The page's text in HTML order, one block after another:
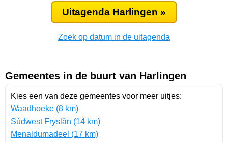
Uitagenda Harlingen »
Zoek op datum in de uitagenda
Gemeentes in de buurt van Harlingen
Kies een van deze gemeentes voor meer uitjes:
Waadhoeke (8 km)
Súdwest Fryslân (14 km)
Menaldumadeel (17 km)